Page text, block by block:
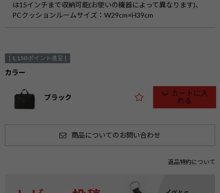
は15インチまで収納可能(お使いの機器によって異なります)、
PCクッションルームサイズ：W29cm×H39cm
[ 1,150 ポイント進呈 ]
カラー
ブラック
カートに入
れる
商品についてのお問い合わせ
返品特約について